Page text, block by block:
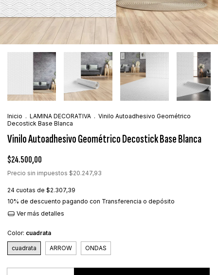
Inicio . LAMINA DECORATIVA . Vinilo Autoadhesivo Geométrico
Decostick Base Blanca
Vinilo Autoadhesivo Geométrico Decostick Base Blanca
$24.500,00
Precio sin impuestos $20.247,93
24 cuotas de $2.307,39
10% de descuento pagando con Transferencia o depósito
Ver más detalles
Color: cuadrata
cuadrata ARROW ONDAS